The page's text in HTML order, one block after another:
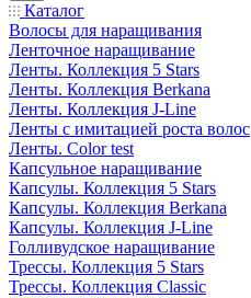
Каталог
Волосы для наращивания
Ленточное наращивание
Ленты. Коллекция 5 Stars
Ленты. Коллекция Berkana
Ленты. Коллекция J-Line
Ленты с имитацией роста волос
Ленты. Color test
Капсульное наращивание
Капсулы. Коллекция 5 Stars
Капсулы. Коллекция Berkana
Капсулы. Коллекция J-Line
Голливудское наращивание
Трессы. Коллекция 5 Stars
Трессы. Коллекция Classic